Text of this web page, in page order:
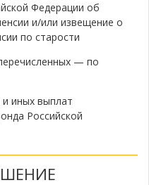
Федерации об
и/или извещение о
по старости
— по
иных выплат
Российской